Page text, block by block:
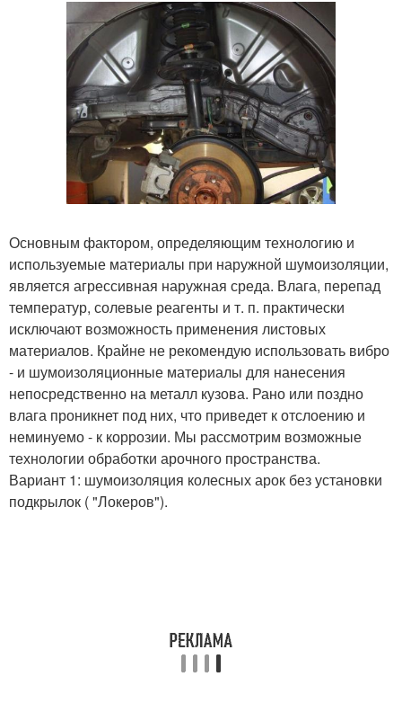
Основным фактором, определяющим технологию и
используемые материалы при наружной шумоизоляции,
является агрессивная наружная среда. Влага, перепад
температур, солевые реагенты и т. п. практически
исключают возможность применения листовых
материалов. Крайне не рекомендую использовать вибро
- и шумоизоляционные материалы для нанесения
непосредственно на металл кузова. Рано или поздно
влага проникнет под них, что приведет к отслоению и
неминуемо - к коррозии. Мы рассмотрим возможные
технологии обработки арочного пространства.
Вариант 1: шумоизоляция колесных арок без установки
подкрылок ( "Локеров").